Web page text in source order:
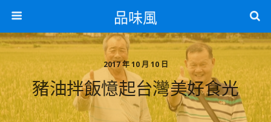
品味風
2017 年 10 月 10 日
豬油拌飯憶起台灣美好食光